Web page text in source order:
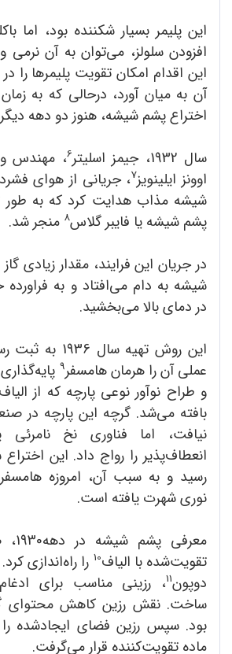
این پلیمر بسیار شکننده بود، اما
افزودن سلولز، می‌توان به آن
این اقدام امکان تقویت پلیمرها را
آن به میان آورد، درحالی که به
اختراع پشم شیشه، هنوز دو دهه دیگر
سال 1932، جیمز اسلیتر
6، مهندس
اوونز ایلینویز7، جریانی از هوای
شیشه مذاب هدایت کرد که به طور
پشم شیشه یا فایبر گلاس8 منجر شد.
در جریان این فرایند، مقدار زیادی
شیشه به دام می‌افتاد و به فراورده
در دمای بالا می‌بخشید.
این روش تهیه سال
عملی آن را هرمان هامسفر9
و طراح نوآور نوعی پارچه که از
بافته می‌شد. گرچه این پارچه در
نیافت، اما فناوری نخ
رسید و به سبب آن، امروزه هامسفر
نوری شهرت یافته است.
تقویت‌شده با الیاف10
دوپون11، رزینی مناسب برای
ساخت. نقش رزین کاهش محتوای
بود. سپس رزین فضای ایجاد‌شده را
ماده تقویت‌کننده قرار می‌گرفت.